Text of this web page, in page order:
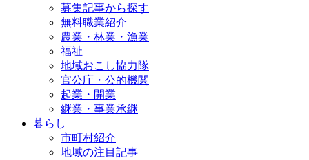
募集記事から探す
無料職業紹介
農業・林業・漁業
福祉
地域おこし協力隊
官公庁・公的機関
起業・開業
継業・事業承継
暮らし
市町村紹介
地域の注目記事